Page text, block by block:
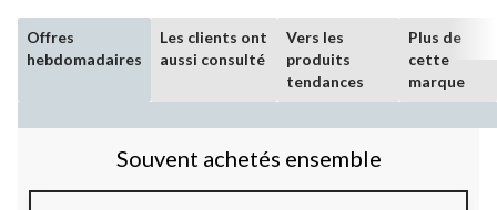
Offres
hebdomadaires
Les clients ont
aussi consulté
Vers les
produits
tendances
Plus de
cette
marque
Souvent achetés ensemble